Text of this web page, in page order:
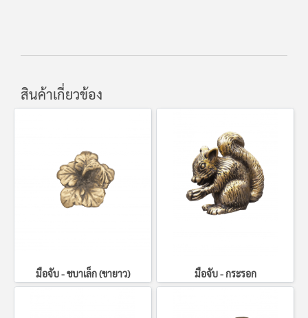
สินค้าเกี่ยวข้อง
มือจับ - ชบาเล็ก (ขายาว) มือจับ - กระรอก